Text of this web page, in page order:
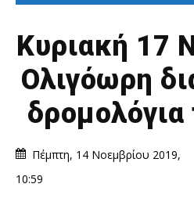
Κυριακή 17
Ολιγόωρη
Πέμπτη, 14 Νοεμβρίου 2019,
10:59